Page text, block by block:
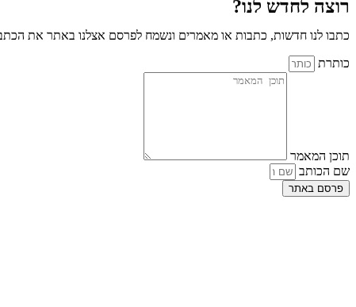
רוצה לחדש לנו?
כתבו לנו חדשות, כתבות או מאמרים ונשמח לפרסם אצלנו באתר את
כותרת
תוכן המאמר
שם הכותב
פרסם באתר